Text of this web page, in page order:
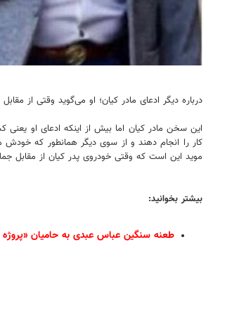
درباره دیگر ادعای مادر کیان؛ او می‌گوید وقتی از
این سخن مادر کیان اما بیش از اینکه ادعای او یعنی
کار را انجام دهند و از سوی دیگر همانطور که خودش
موید این است که وقتی خودروی پدر کیان از مقابل
بیشتر بخوانید:
طعنه سنگین عباس عبدی به حامیان